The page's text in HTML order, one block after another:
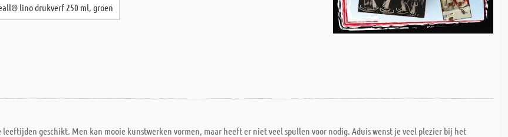
lino drukverf 250 ml, groen
geschikt. Men kan mooie kunstwerken vormen, maar heeft er niet veel spullen voor nodig. Aduis wenst je veel plezier bij het